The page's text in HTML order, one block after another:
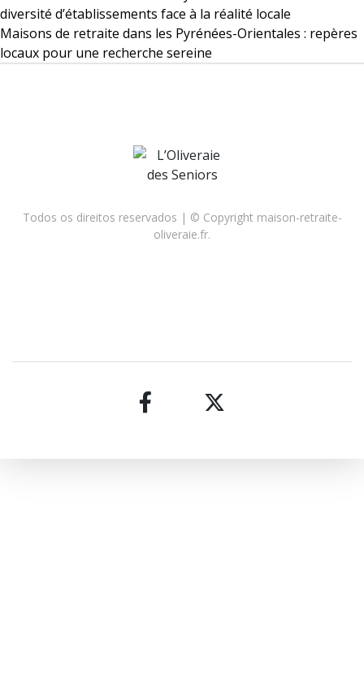
diversité d’établissements face à la réalité locale
Maisons de retraite dans les Pyrénées-Orientales : repères
locaux pour une recherche sereine
Todos os direitos reservados | © Copyright maison-retraite-
oliveraie.fr.